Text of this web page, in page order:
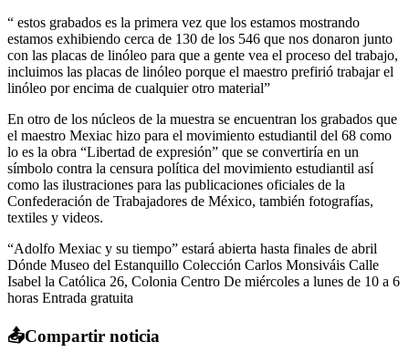
“ estos grabados es la primera vez que los estamos mostrando
estamos exhibiendo cerca de 130 de los 546 que nos donaron junto
con las placas de linóleo para que a gente vea el proceso del trabajo,
incluimos las placas de linóleo porque el maestro prefirió trabajar el
linóleo por encima de cualquier otro material”
En otro de los núcleos de la muestra se encuentran los grabados que
el maestro Mexiac hizo para el movimiento estudiantil del 68 como
lo es la obra “Libertad de expresión” que se convertiría en un
símbolo contra la censura política del movimiento estudiantil así
como las ilustraciones para las publicaciones oficiales de la
Confederación de Trabajadores de México, también fotografías,
textiles y videos.
“Adolfo Mexiac y su tiempo” estará abierta hasta finales de abril
Dónde Museo del Estanquillo Colección Carlos Monsiváis Calle
Isabel la Católica 26, Colonia Centro De miércoles a lunes de 10 a 6
horas Entrada gratuita
📤Compartir noticia